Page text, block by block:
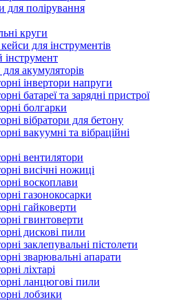
для полірування
круги
для інструментів
акумуляторів
інвертори напруги
батареї та зарядні пристрої
болгарки
вібратори для бетону
вакуумні та вібраційні
вентилятори
висічні ножиці
воскоплави
газонокосарки
гайковерти
гвинтоверти
дискові пили
заклепувальні пістолети
зварювальні апарати
ліхтарі
ланцюгові пили
лобзики